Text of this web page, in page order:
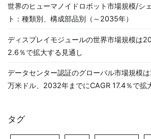
世界のヒューマノイドロボット市場規模/シ
ト：種類別、構成部品別（～2035年）
ディスプレイモジュールの世界市場規模は
2.6％で拡大する見通し
データセンター認証のグローバル市場規模
万米ドル、2032年までにCAGR 17.4％で拡
タグ